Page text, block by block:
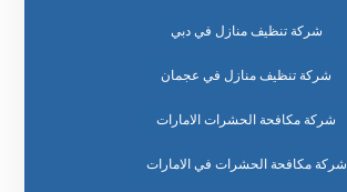
شركة تنظيف منازل في دبي
شركة تنظيف منازل في عجمان
شركة مكافحة الحشرات الامارات
شركة مكافحة الحشرات في الامارات